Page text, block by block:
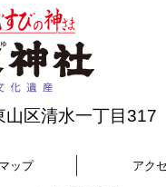
区清水一丁目317
ップ アク